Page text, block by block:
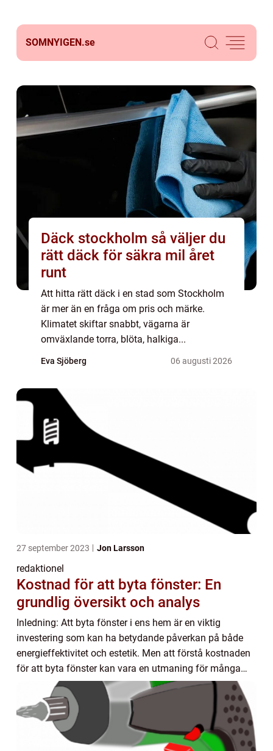
SOMNYIGEN.se
Däck stockholm så väljer du
rätt däck för säkra mil året
runt
Att hitta rätt däck i en stad som Stockholm
är mer än en fråga om pris och märke.
Klimatet skiftar snabbt, vägarna är
omväxlande torra, blöta, halkiga...
Eva Sjöberg 06 augusti 2026
27 september 2023 Jon Larsson
redaktionel
Kostnad för att byta fönster: En
grundlig översikt och analys
Inledning: Att byta fönster i ens hem är en viktig
investering som kan ha betydande påverkan på både
energieffektivitet och estetik. Men att förstå kostnaden
för att byta fönster kan vara en utmaning för många
privatpersoner. I denna artikel kommer v...